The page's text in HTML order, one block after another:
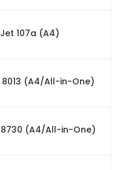
107a (A4)
(A4/All-in-One)
(A4/All-in-One)